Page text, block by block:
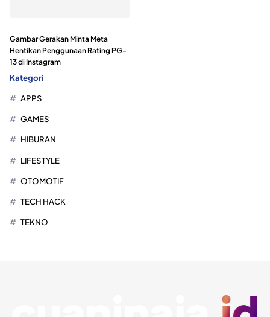
Gambar Gerakan Minta Meta
Hentikan Penggunaan Rating PG-
13 di Instagram
Kategori
APPS
GAMES
HIBURAN
LIFESTYLE
OTOMOTIF
TECH HACK
TEKNO